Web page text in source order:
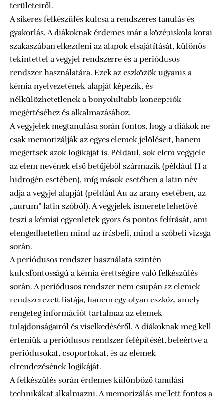
területeiről.
A sikeres felkészülés kulcsa a rendszeres tanulás és
gyakorlás. A diákoknak érdemes már a középiskola korai
szakaszában elkezdeni az alapok elsajátítását, különös
tekintettel a vegyjel rendszerre és a periódusos
rendszer használatára. Ezek az eszközök ugyanis a
kémia nyelvezetének alapját képezik, és
nélkülözhetetlenek a bonyolultabb koncepciók
megértéséhez és alkalmazásához.
A vegyjelek megtanulása során fontos, hogy a diákok ne
csak memorizálják az egyes elemek jelöléseit, hanem
megértsék azok logikáját is. Például, sok elem vegyjele
az elem nevének első betűjéből származik (például H a
hidrogén esetében), míg mások esetében a latin név
adja a vegyjel alapját (például Au az arany esetében, az
„aurum” latin szóból). A vegyjelek ismerete lehetővé
teszi a kémiai egyenletek gyors és pontos felírását, ami
elengedhetetlen mind az írásbeli, mind a szóbeli vizsga
során.
A periódusos rendszer használata szintén
kulcsfontosságú a kémia érettségire való felkészülés
során. A periódusos rendszer nem csupán az elemek
rendszerezett listája, hanem egy olyan eszköz, amely
rengeteg információt tartalmaz az elemek
tulajdonságairól és viselkedéséről. A diákoknak meg kell
érteniük a periódusos rendszer felépítését, beleértve a
periódusokat, csoportokat, és az elemek
elrendezésének logikáját.
A felkészülés során érdemes különböző tanulási
technikákat alkalmazni. A memorizálás mellett fontos a